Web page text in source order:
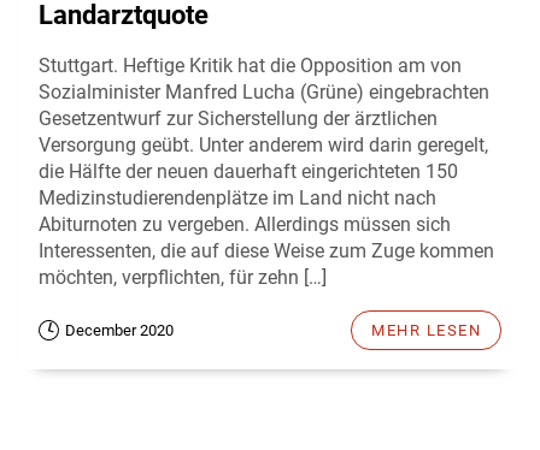
Landarztquote
Stuttgart. Heftige Kritik hat die Opposition am von
Sozialminister Manfred Lucha (Grüne) eingebrachten
Gesetzentwurf zur Sicherstellung der ärztlichen
Versorgung geübt. Unter anderem wird darin geregelt,
die Hälfte der neuen dauerhaft eingerichteten 150
Medizinstudierendenplätze im Land nicht nach
Abiturnoten zu vergeben. Allerdings müssen sich
Interessenten, die auf diese Weise zum Zuge kommen
möchten, verpflichten, für zehn […]
December 2020 MEHR LESEN